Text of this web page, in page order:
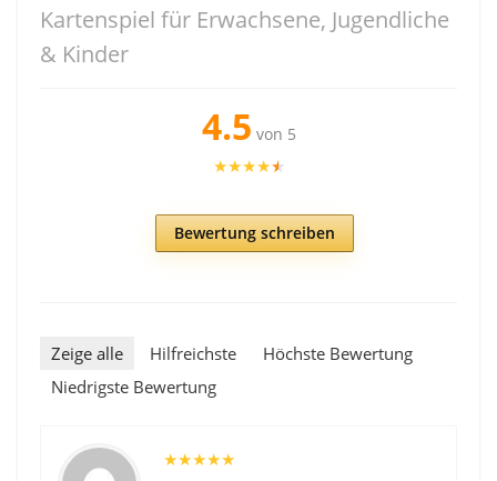
Kartenspiel für Erwachsene, Jugendliche
& Kinder
4.5 von 5
★★★★★
Bewertung schreiben
Zeige alle Hilfreichste
Höchste Bewertung
Niedrigste Bewertung
★★★★★